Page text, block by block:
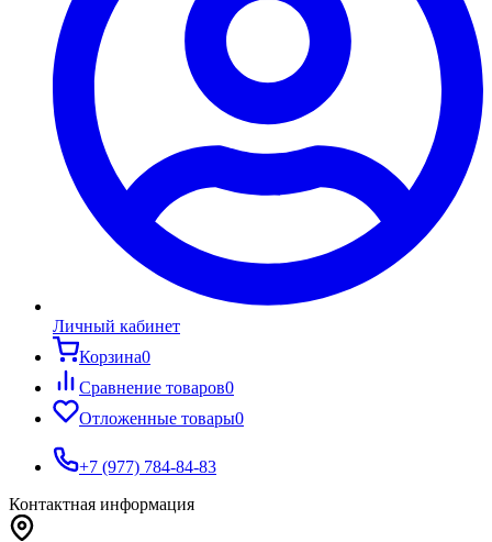
Личный кабинет
Корзина0
Сравнение товаров0
Отложенные товары0
+7 (977) 784-84-83
Контактная информация